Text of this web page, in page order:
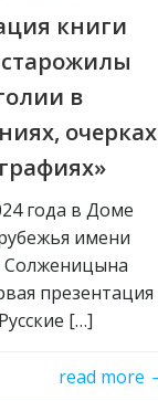
книги
старожилы
в
очерках
года в Доме
имени
Солженицына
презентация
[…]
read more